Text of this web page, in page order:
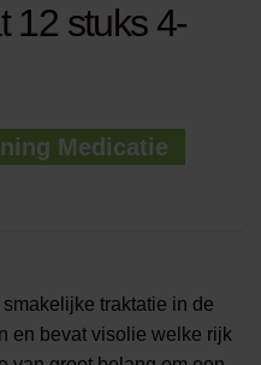
12 stuks 4-
Medicatie
traktatie in de
en bevat visolie welke rijk